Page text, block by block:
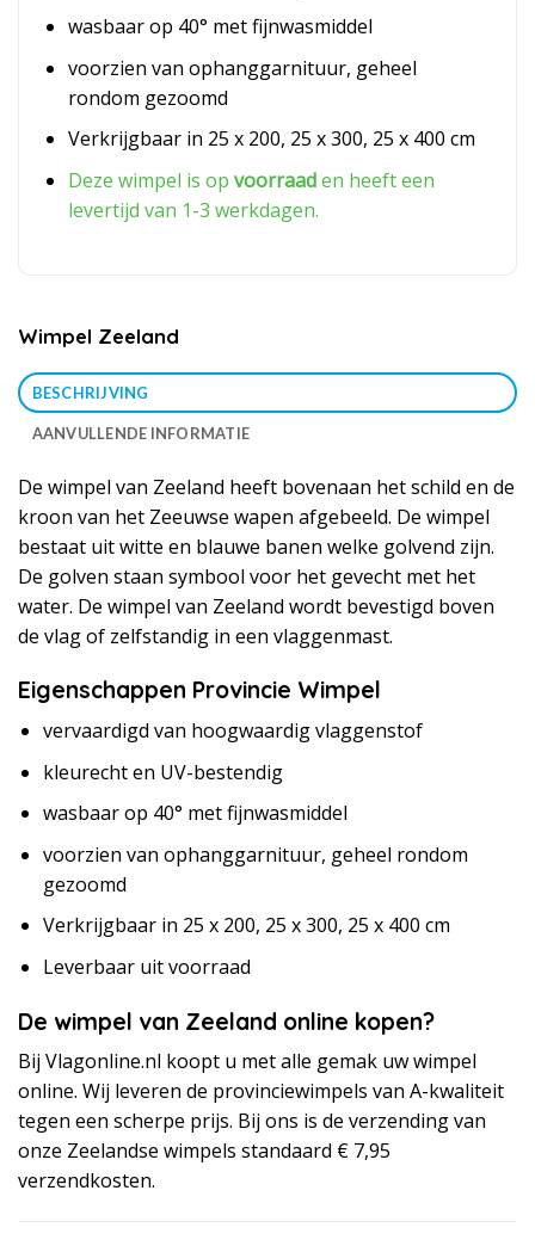
wasbaar op 40° met fijnwasmiddel
voorzien van ophanggarnituur, geheel
rondom gezoomd
Verkrijgbaar in 25 x 200, 25 x 300, 25 x 400 cm
Deze wimpel is op voorraaden heeft een
levertijd van 1-3 werkdagen.
Wimpel Zeeland
BESCHRIJVING
AANVULLENDE INFORMATIE
De wimpel van Zeeland heeft bovenaan het schild en de
kroon van het Zeeuwse wapen afgebeeld. De wimpel
bestaat uit witte en blauwe banen welke golvend zijn.
De golven staan symbool voor het gevecht met het
water. De wimpel van Zeeland wordt bevestigd boven
de vlag of zelfstandig in een vlaggenmast.
Eigenschappen Provincie Wimpel
vervaardigd van hoogwaardig vlaggenstof
kleurecht en UV-bestendig
wasbaar op 40° met fijnwasmiddel
voorzien van ophanggarnituur, geheel rondom
gezoomd
Verkrijgbaar in 25 x 200, 25 x 300, 25 x 400 cm
Leverbaar uit voorraad
De wimpel van Zeeland online kopen?
Bij Vlagonline.nl koopt u met alle gemak uw wimpel
online. Wij leveren de provinciewimpels van A-kwaliteit
tegen een scherpe prijs. Bij ons is de verzending van
onze Zeelandse wimpels standaard € 7,95
verzendkosten.